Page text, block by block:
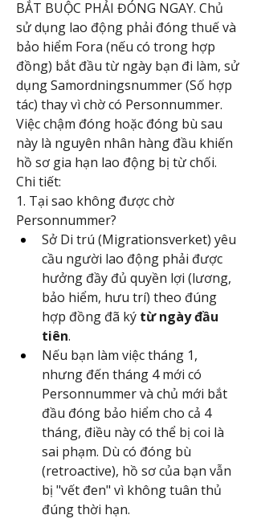
BẮT BUỘC PHẢI ĐÓNG NGAY. Chủ
sử dụng lao động phải đóng thuế và
bảo hiểm Fora (nếu có trong hợp
đồng) bắt đầu từ ngày bạn đi làm, sử
dụng Samordningsnummer (Số hợp
tác) thay vì chờ có Personnummer.
Việc chậm đóng hoặc đóng bù sau
này là nguyên nhân hàng đầu khiến
hồ sơ gia hạn lao động bị từ chối.
Chi tiết:
1. Tại sao không được chờ
Personnummer?
Sở Di trú (Migrationsverket) yêu
cầu người lao động phải được
hưởng đầy đủ quyền lợi (lương,
bảo hiểm, hưu trí) theo đúng
hợp đồng đã ký từ ngày đầu
tiên.
Nếu bạn làm việc tháng 1,
nhưng đến tháng 4 mới có
Personnummer và chủ mới bắt
đầu đóng bảo hiểm cho cả 4
tháng, điều này có thể bị coi là
sai phạm. Dù có đóng bù
(retroactive), hồ sơ của bạn vẫn
bị "vết đen" vì không tuân thủ
đúng thời hạn.